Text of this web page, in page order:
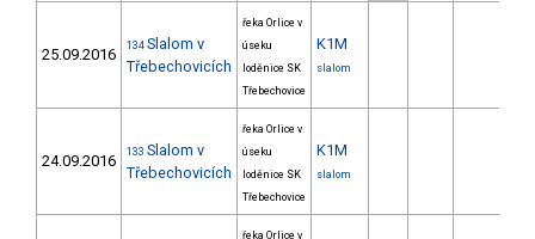
25.09.2016 134 Slalom v
Třebechovicích
řeka Orlice v
úseku
loděnice SK
Třebechovice
K1M
slalom
24.09.2016 133 Slalom v
Třebechovicích
řeka Orlice v
úseku
loděnice SK
Třebechovice
K1M
slalom
řeka Orlice v